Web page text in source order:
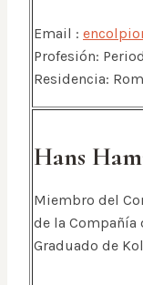
Email :
Profesión:
Residencia:
Hans
Miembro del
de la Compañía
Graduado de